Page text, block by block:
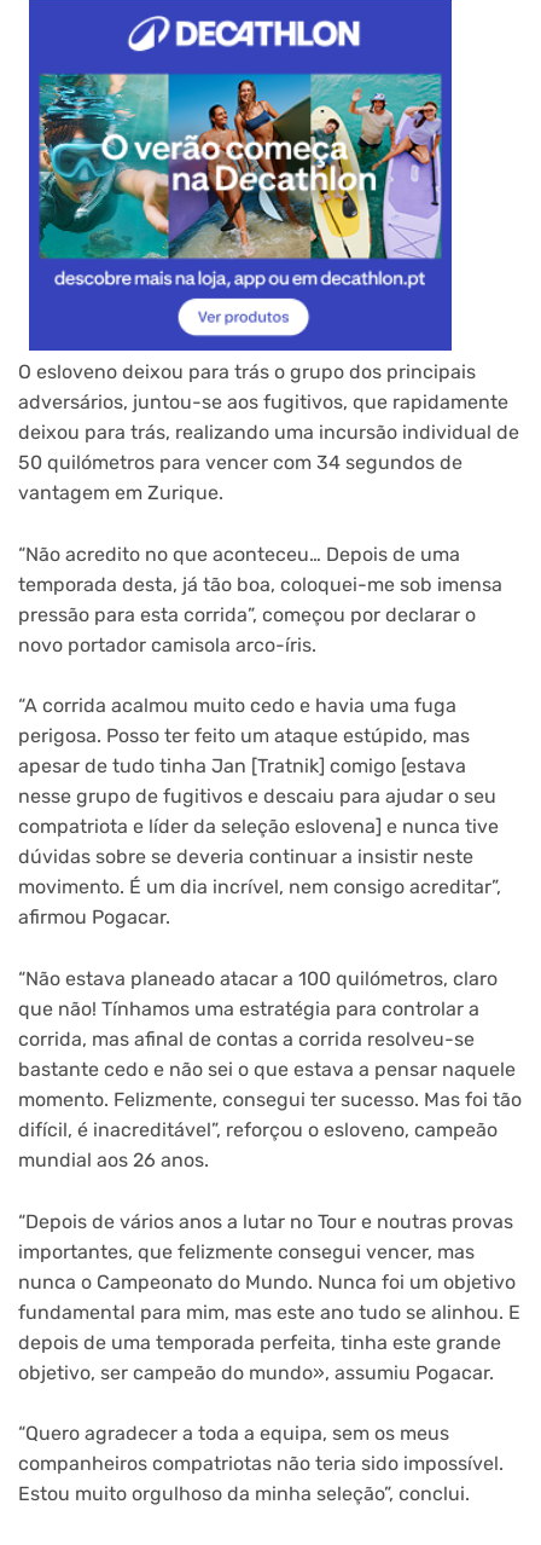
O esloveno deixou para trás o grupo dos principais
adversários, juntou-se aos fugitivos, que rapidamente
deixou para trás, realizando uma incursão individual de
50 quilómetros para vencer com 34 segundos de
vantagem em Zurique.
“Não acredito no que aconteceu… Depois de uma
temporada desta, já tão boa, coloquei-me sob imensa
pressão para esta corrida”, começou por declarar o
novo portador camisola arco-íris.
“A corrida acalmou muito cedo e havia uma fuga
perigosa. Posso ter feito um ataque estúpido, mas
apesar de tudo tinha Jan [Tratnik] comigo [estava
nesse grupo de fugitivos e descaiu para ajudar o seu
compatriota e líder da seleção eslovena] e nunca tive
dúvidas sobre se deveria continuar a insistir neste
movimento. É um dia incrível, nem consigo acreditar”,
afirmou Pogacar.
“Não estava planeado atacar a 100 quilómetros, claro
que não! Tínhamos uma estratégia para controlar a
corrida, mas afinal de contas a corrida resolveu-se
bastante cedo e não sei o que estava a pensar naquele
momento. Felizmente, consegui ter sucesso. Mas foi tão
difícil, é inacreditável”, reforçou o esloveno, campeão
mundial aos 26 anos.
“Depois de vários anos a lutar no Tour e noutras provas
importantes, que felizmente consegui vencer, mas
nunca o Campeonato do Mundo. Nunca foi um objetivo
fundamental para mim, mas este ano tudo se alinhou. E
depois de uma temporada perfeita, tinha este grande
objetivo, ser campeão do mundo», assumiu Pogacar.
“Quero agradecer a toda a equipa, sem os meus
companheiros compatriotas não teria sido impossível.
Estou muito orgulhoso da minha seleção”, conclui.